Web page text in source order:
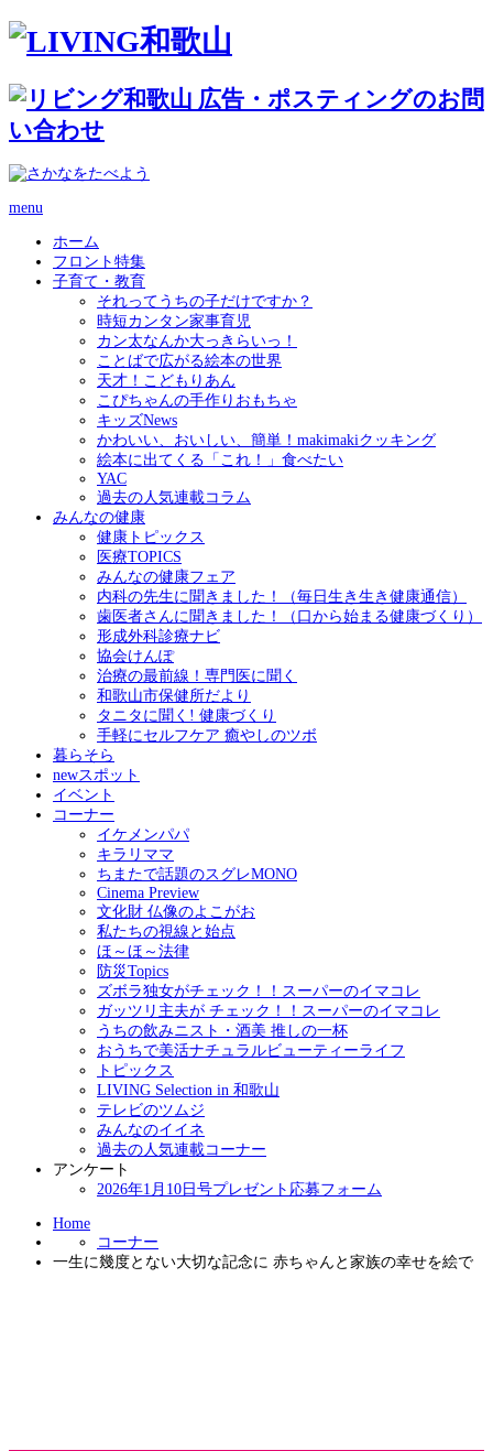
menu
ホーム
フロント特集
子育て・教育
それってうちの子だけですか？
時短カンタン家事育児
カン太なんか大っきらいっ！
ことばで広がる絵本の世界
天才！こどもりあん
こぴちゃんの手作りおもちゃ
キッズNews
かわいい、おいしい、簡単！makimakiクッキング
絵本に出てくる「これ！」食べたい
YAC
過去の人気連載コラム
みんなの健康
健康トピックス
医療TOPICS
みんなの健康フェア
内科の先生に聞きました！（毎日生き生き健康通信）
歯医者さんに聞きました！（口から始まる健康づくり）
形成外科診療ナビ
協会けんぽ
治療の最前線！専門医に聞く
和歌山市保健所だより
タニタに聞く! 健康づくり
手軽にセルフケア 癒やしのツボ
暮らそら
newスポット
イベント
コーナー
イケメンパパ
キラリママ
ちまたで話題のスグレMONO
Cinema Preview
文化財 仏像のよこがお
私たちの視線と始点
ほ～ほ～法律
防災Topics
ズボラ独女がチェック！！スーパーのイマコレ
ガッツリ主夫が チェック！！スーパーのイマコレ
うちの飲みニスト・酒美 推しの一杯
おうちで美活ナチュラルビューティーライフ
トピックス
LIVING Selection in 和歌山
テレビのツムジ
みんなのイイネ
過去の人気連載コーナー
アンケート
2026年1月10日号プレゼント応募フォーム
Home
コーナー
一生に幾度とない大切な記念に 赤ちゃんと家族の幸せを絵で